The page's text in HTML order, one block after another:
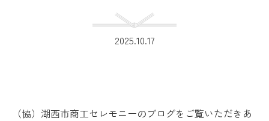
2025.10.17
（協）湖西市商工セレモニーのブログをご覧いただきあ